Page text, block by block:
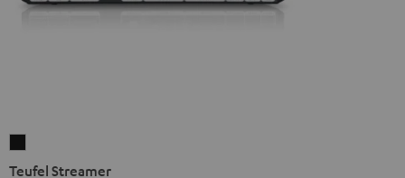
Streamer
Teufel Streamer